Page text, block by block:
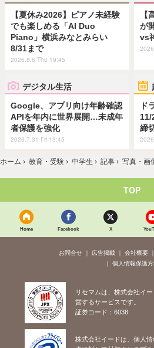
【夏休み2026】ピアノ未経験
でも楽しめる「AI Duo
Piano」横浜みなとみらい
8/31まで
2026.8.6 Thu 19:45
が
vs
デジタル生活
Google、アプリ向け年齢確認
APIを年内に世界展開…未成年
者保護を強化
2026.7.31 Fri 13:45
ド
11/
締
ホーム › 教育・受験 › 中学生 › 記事 › 写真・画
TOP
Home Facebook X
お問合せ 広告掲載 会社概要
個人情報保護
リセマムは、株式会社イ
営するサービスです。
証券コード：6038
株式会社イードは、個人